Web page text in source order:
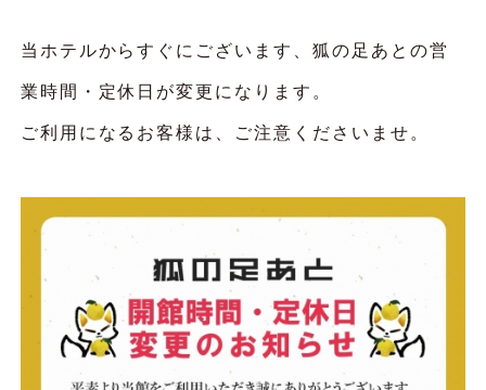
当ホテルからすぐにございます、狐の足あとの営
業時間・定休日が変更になります。
ご利用になるお客様は、ご注意くださいませ。